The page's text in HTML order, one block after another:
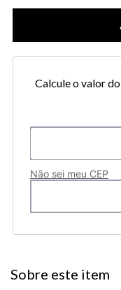
Calcule o valor
Não sei meu CEP